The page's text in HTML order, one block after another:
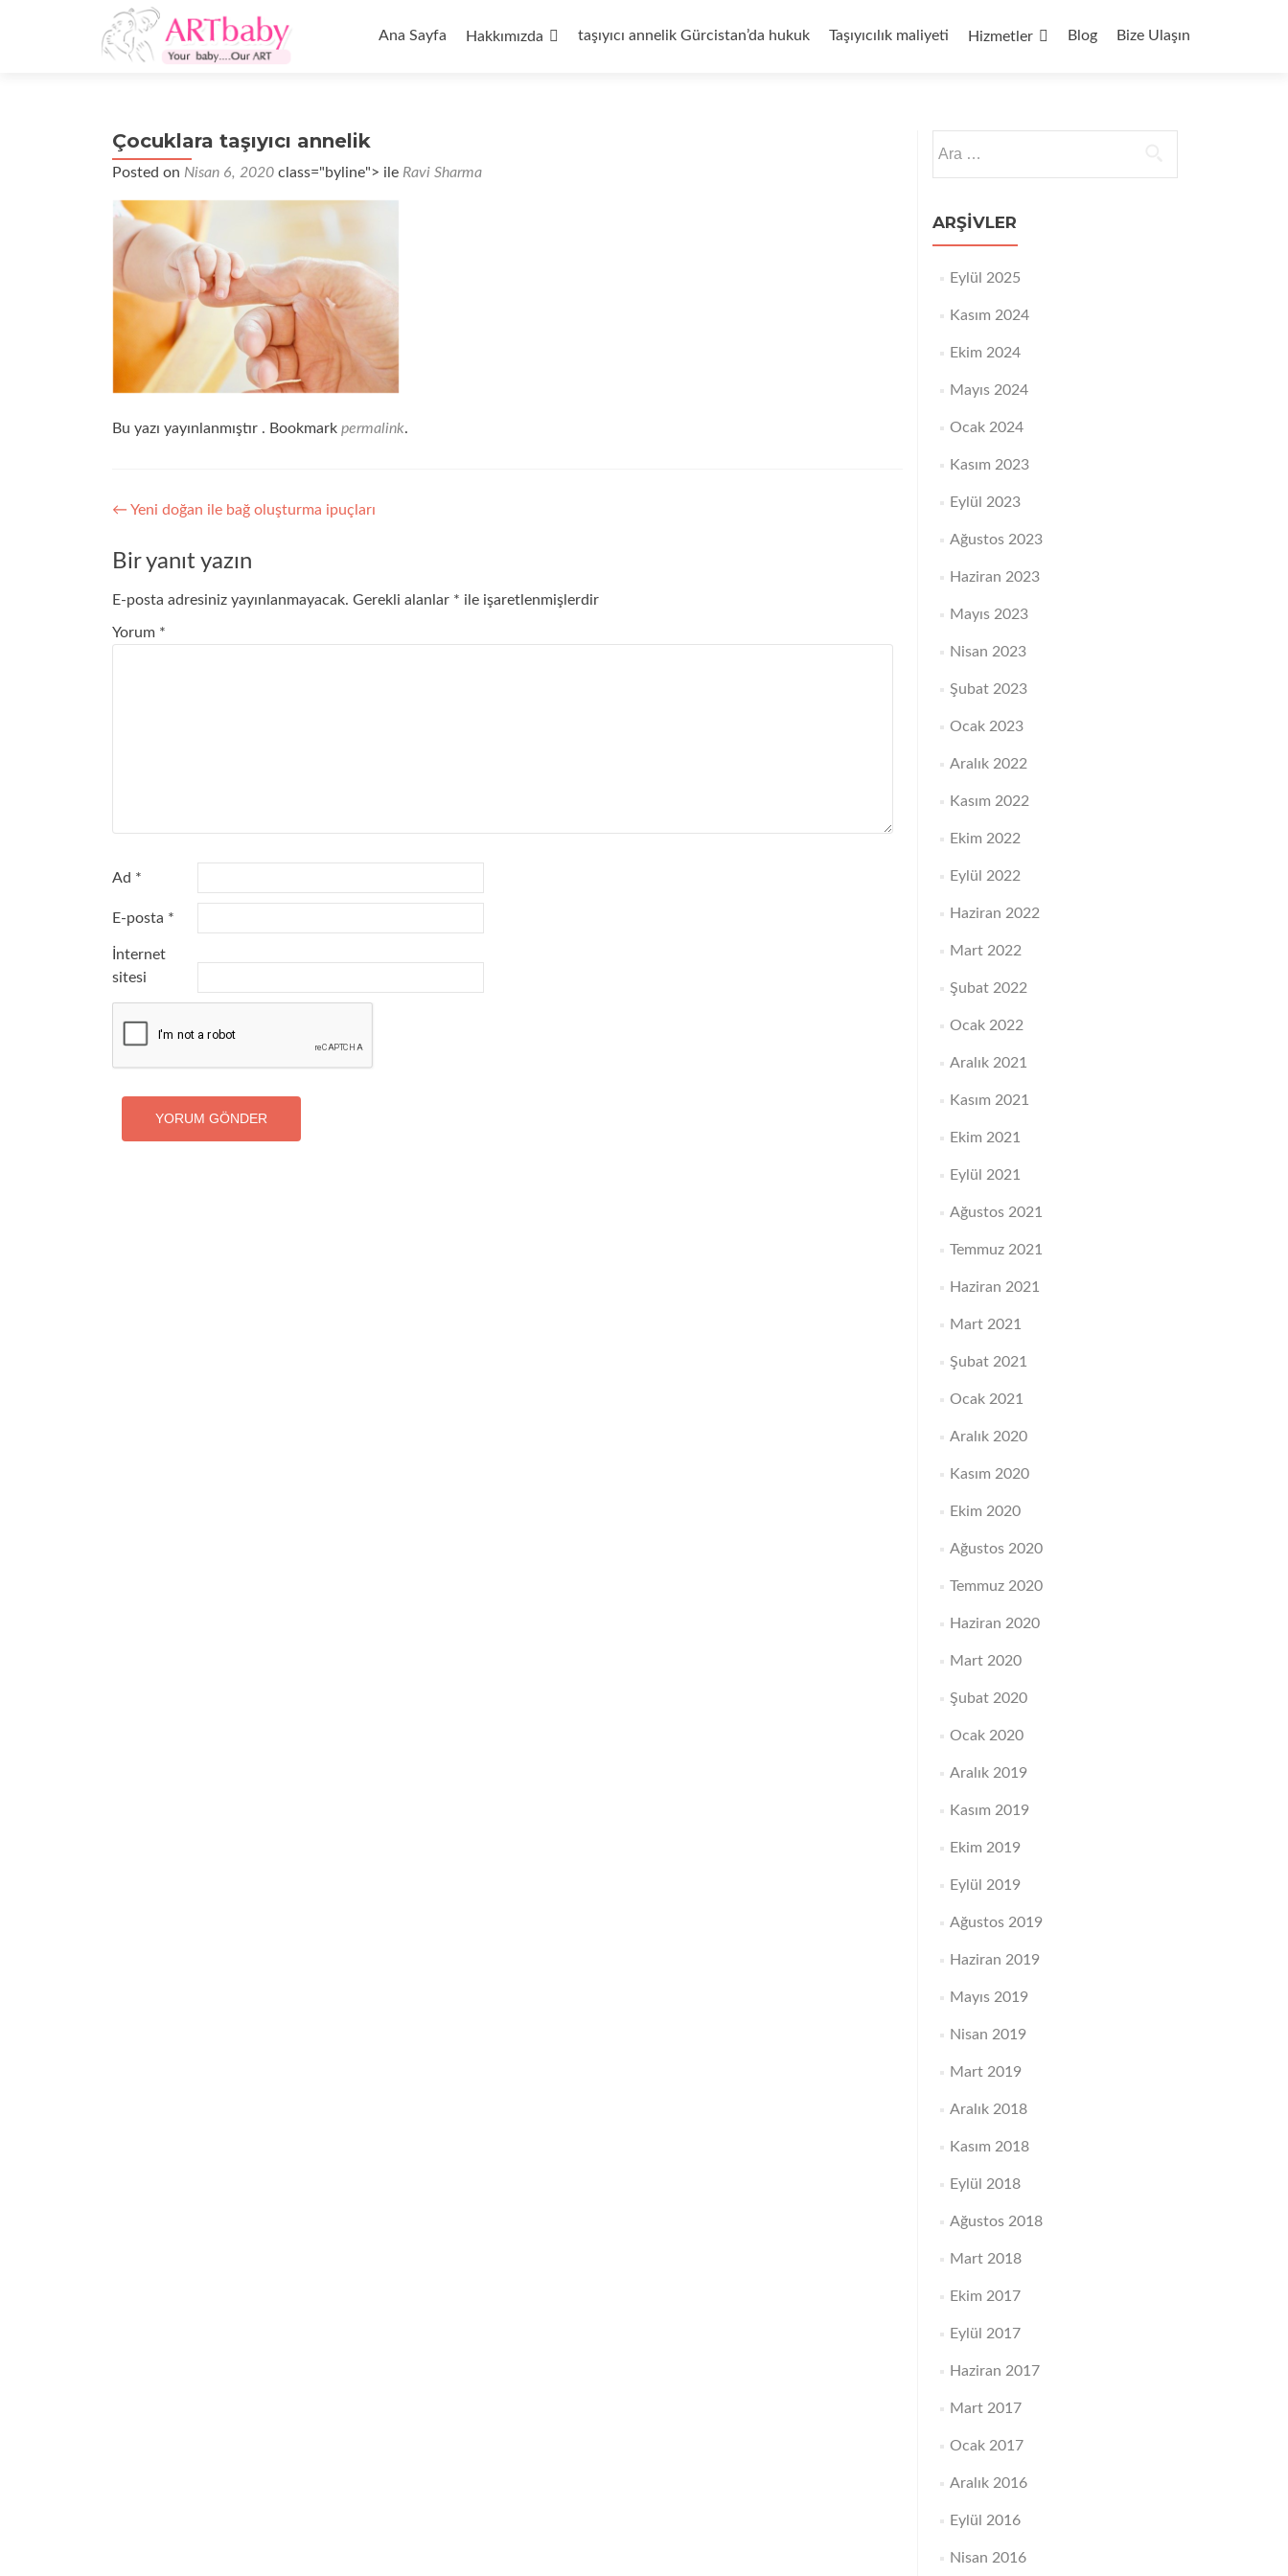
geç
Ana Sayfa Hakkımızda taşıyıcı annelik Gürcistan’da hukuk Taşıyıcılık maliyeti Hizmetler Blog Bize Ulaşın
Çocuklara taşıyıcı annelik
Posted on Nisan 6, 2020 class="byline"> ile Ravi Sharma
Bu yazı yayınlanmıştır . Bookmark permalink.
Yazı
gezinmesi
← Yeni doğan ile bağ oluşturma ipuçları
Bir yanıt yazın
E-posta adresiniz yayınlanmayacak. Gerekli alanlar * ile işaretlenmişlerdir
Yorum *
Ad *
E-posta *
İnternet
sitesi
ARŞIVLER
Eylül 2025
Kasım 2024
Ekim 2024
Mayıs 2024
Ocak 2024
Kasım 2023
Eylül 2023
Ağustos 2023
Haziran 2023
Mayıs 2023
Nisan 2023
Şubat 2023
Ocak 2023
Aralık 2022
Kasım 2022
Ekim 2022
Eylül 2022
Haziran 2022
Mart 2022
Şubat 2022
Ocak 2022
Aralık 2021
Kasım 2021
Ekim 2021
Eylül 2021
Ağustos 2021
Temmuz 2021
Haziran 2021
Mart 2021
Şubat 2021
Ocak 2021
Aralık 2020
Kasım 2020
Ekim 2020
Ağustos 2020
Temmuz 2020
Haziran 2020
Mart 2020
Şubat 2020
Ocak 2020
Aralık 2019
Kasım 2019
Ekim 2019
Eylül 2019
Ağustos 2019
Haziran 2019
Mayıs 2019
Nisan 2019
Mart 2019
Aralık 2018
Kasım 2018
Eylül 2018
Ağustos 2018
Mart 2018
Ekim 2017
Eylül 2017
Haziran 2017
Mart 2017
Ocak 2017
Aralık 2016
Eylül 2016
Nisan 2016